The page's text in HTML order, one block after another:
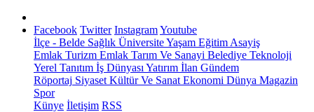
Facebook Twitter InstagramYoutube
İlçe - Belde Sağlık ÜniversiteYaşam Eğitim Asayiş
Emlak Turizm Emlak Tarım Ve Sanayi Belediye Teknoloji
Yerel Tanıtım İş Dünyası Yatırım İlan Gündem
Röportaj Siyaset Kültür Ve Sanat Ekonomi Dünya Magazin
Spor
Künye İletişim RSS